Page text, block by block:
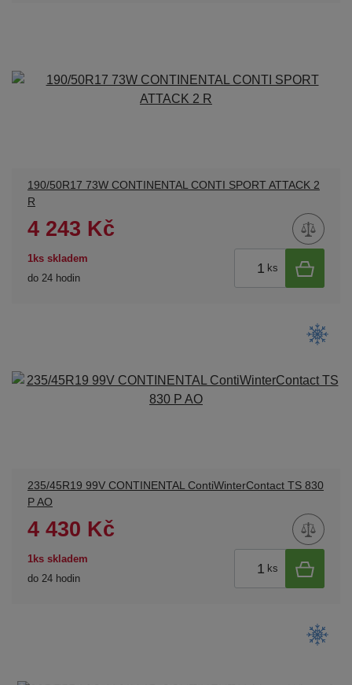
190/50R17 73W CONTINENTAL CONTI SPORT ATTACK 2
R
4 243 Kč
1ks skladem
do 24 hodin
ks
235/45R19 99V CONTINENTAL ContiWinterContact TS 830
P AO
4 430 Kč
1ks skladem
do 24 hodin
ks